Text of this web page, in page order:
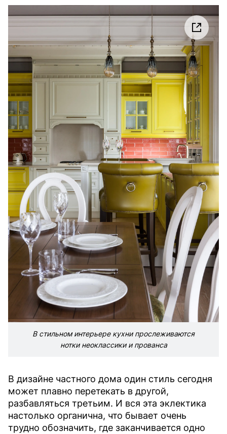
В стильном интерьере кухни прослеживаются
нотки неоклассики и прованса
В дизайне частного дома один стиль сегодня
может плавно перетекать в другой,
разбавляться третьим. И вся эта эклектика
настолько органична, что бывает очень
трудно обозначить, где заканчивается одно